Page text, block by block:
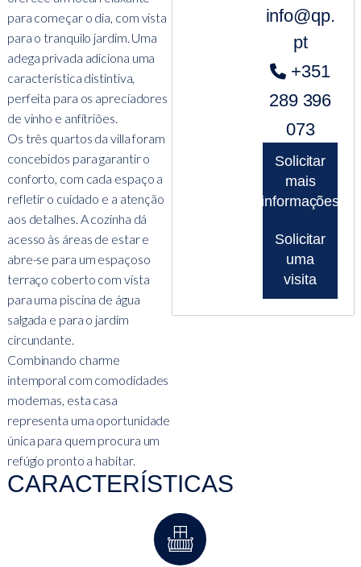
para começar o dia, com vista
para o tranquilo jardim. Uma
adega privada adiciona uma
característica distintiva,
perfeita para os apreciadores
de vinho e anfitriões.
Os três quartos da villa foram
concebidos para garantir o
conforto, com cada espaço a
refletir o cuidado e a atenção
aos detalhes. A cozinha dá
acesso às áreas de estar e
abre-se para um espaçoso
terraço coberto com vista
para uma piscina de água
salgada e para o jardim
circundante.
Combinando charme
intemporal com comodidades
modernas, esta casa
representa uma oportunidade
única para quem procura um
refúgio pronto a habitar.
info@qp.
pt
+351
289 396
073
Solicitar
mais
informações
Solicitar
uma
visita
CARACTERÍSTICAS